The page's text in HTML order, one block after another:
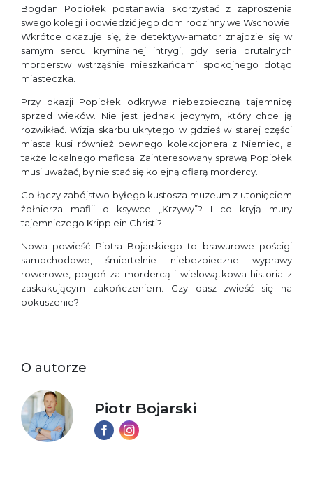
Bogdan Popiołek postanawia skorzystać z zaproszenia
swego kolegi i odwiedzić jego dom rodzinny we Wschowie.
Wkrótce okazuje się, że detektyw-amator znajdzie się w
samym sercu kryminalnej intrygi, gdy seria brutalnych
morderstw wstrząśnie mieszkańcami spokojnego dotąd
miasteczka.
Przy okazji Popiołek odkrywa niebezpieczną tajemnicę
sprzed wieków. Nie jest jednak jedynym, który chce ją
rozwikłać. Wizja skarbu ukrytego w gdzieś w starej części
miasta kusi również pewnego kolekcjonera z Niemiec, a
także lokalnego mafiosa. Zainteresowany sprawą Popiołek
musi uważać, by nie stać się kolejną ofiarą mordercy.
Co łączy zabójstwo byłego kustosza muzeum z utonięciem
żołnierza mafiii o ksywce „Krzywy”? I co kryją mury
tajemniczego Kripplein Christi?
Nowa powieść Piotra Bojarskiego to brawurowe pościgi
samochodowe, śmiertelnie niebezpieczne wyprawy
rowerowe, pogoń za mordercą i wielowątkowa historia z
zaskakującym zakończeniem. Czy dasz zwieść się na
pokuszenie?
O autorze
Piotr Bojarski